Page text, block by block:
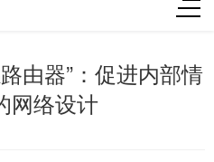
由器”：促进内部情
网络设计